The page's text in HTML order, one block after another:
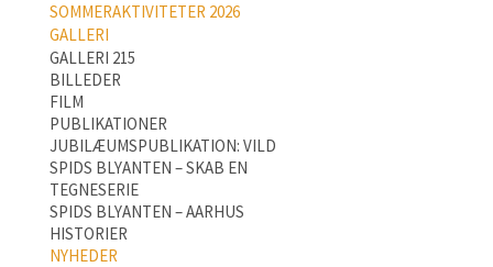
SOMMERAKTIVITETER 2026
GALLERI
GALLERI 215
BILLEDER
FILM
PUBLIKATIONER
JUBILÆUMSPUBLIKATION: VILD
SPIDS BLYANTEN – SKAB EN
TEGNESERIE
SPIDS BLYANTEN – AARHUS
HISTORIER
NYHEDER